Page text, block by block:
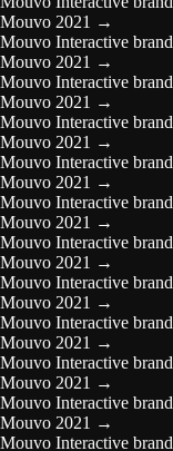
Mouvo 2021 →
Mouvo Interactive brand
Mouvo 2021 →
Mouvo Interactive brand
Mouvo 2021 →
Mouvo Interactive brand
Mouvo 2021 →
Mouvo Interactive brand
Mouvo 2021 →
Mouvo Interactive brand
Mouvo 2021 →
Mouvo Interactive brand
Mouvo 2021 →
Mouvo Interactive brand
Mouvo 2021 →
Mouvo Interactive brand
Mouvo 2021 →
Mouvo Interactive brand
Mouvo 2021 →
Mouvo Interactive brand
Mouvo 2021 →
Mouvo Interactive brand